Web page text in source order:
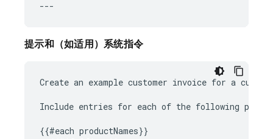
提示和（如适用）系统指令
Create an example customer invoice for a
Include entries for each of the following
{{#each productNames}}